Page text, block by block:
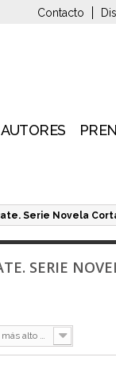
Contacto
AUTORES
Serie Novela
SERIE
Nº de colección: más alto primero